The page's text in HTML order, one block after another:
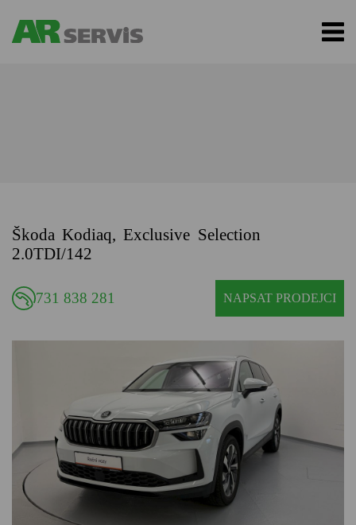
Škoda Kodiaq, Exclusive Selection
2.0TDI/142
731 838 281 NAPSAT PRODEJCI